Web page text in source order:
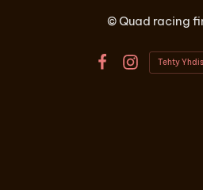
©Quad racing
Tehty